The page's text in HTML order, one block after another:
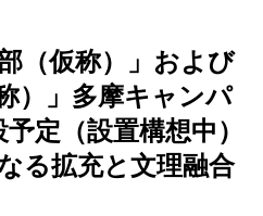
（仮称）」および
）」多摩キャンパ
定（設置構想中）
る拡充と文理融合